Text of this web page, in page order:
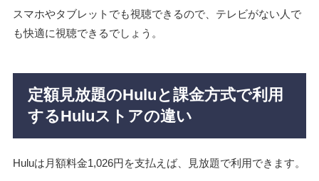
スマホやタブレットでも視聴できるので、テレビがない人で
も快適に視聴できるでしょう。
定額見放題のHuluと課金方式で利用
するHuluストアの違い
Huluは月額料金1,026円を支払えば、見放題で利用できます。